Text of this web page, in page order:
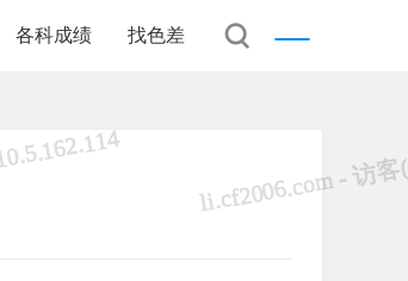
各科成绩 找色差